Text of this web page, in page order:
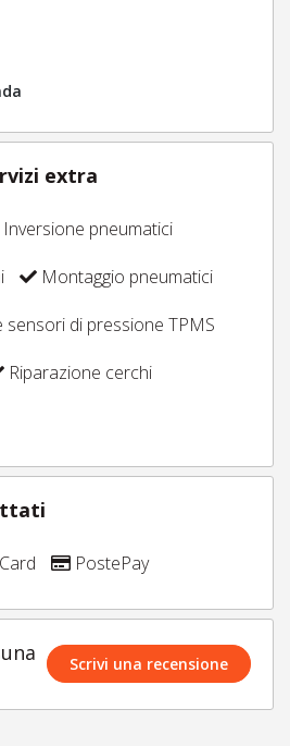
extra
Inversione pneumatici
Montaggio pneumatici
sensori di pressione TPMS
Riparazione cerchi
PostePay
Scrivi una recensione